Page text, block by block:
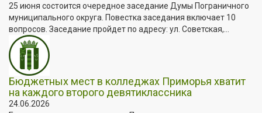
25 июня состоится очередное заседание Думы Пограничного
муниципального округа. Повестка заседания включает 10
вопросов. Заседание пройдет по адресу: ул. Советская,...
Бюджетных мест в колледжах Приморья хватит
на каждого второго девятиклассника
24.06.2026